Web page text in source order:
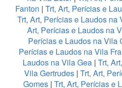
Fanton | Trt, Art, Perícias e
Trt, Art, Perícias e Laudos
Art, Perícias e Laudos na
Perícias e Laudos na Vila
Perícias e Laudos na Vila
Laudos na Vila Gea| Trt,
Vila Gertrudes | Trt, Art,
Gomes | Trt, Art, Perícias e